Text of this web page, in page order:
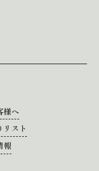
様へ
リスト
報